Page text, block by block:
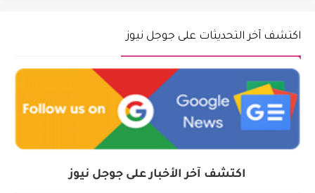
اكتشف آخر التحديثات على جوجل نيوز
اكتشف آخر الأخبار على جوجل نيوز